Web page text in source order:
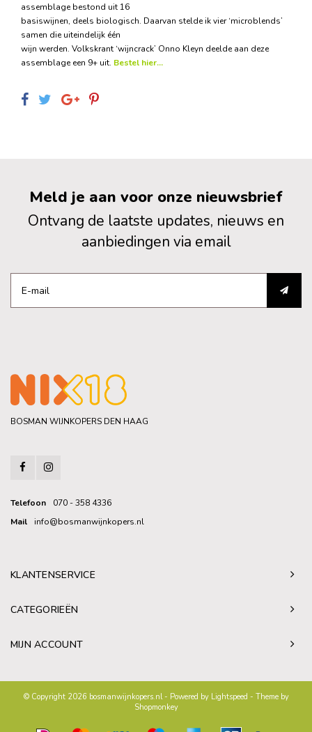
assemblage bestond uit 16
basiswijnen, deels biologisch. Daarvan stelde ik vier ‘microblends’
samen die uiteindelijk één
wijn werden. Volkskrant ‘wijncrack’ Onno Kleyn deelde aan deze
assemblage een 9+ uit. Bestel hier...
Meld je aan voor onze nieuwsbrief
Ontvang de laatste updates, nieuws en
aanbiedingen via email
BOSMAN WIJNKOPERS DEN HAAG
Telefoon
070 - 358 4336
Mail
info@bosmanwijnkopers.nl
KLANTENSERVICE
CATEGORIEËN
MIJN ACCOUNT
© Copyright 2026 bosmanwijnkopers.nl - Powered by Lightspeed - Theme by
Shopmonkey